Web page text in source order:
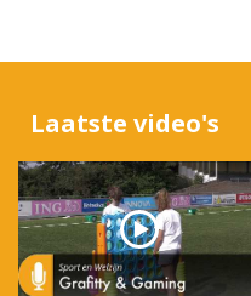
Laatste video's